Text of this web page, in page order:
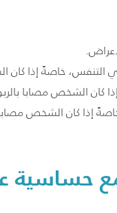
خاصةً إذا كان
كان الشخص مصابا
إذا كان الشخص مصابا
حساسية